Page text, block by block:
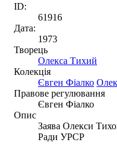
ID:
61916
Дата:
1973
Творець
Олекса Тихий
Колекція
Євген Фіалко
Правове регулювання
Євген Фіалко
Опис
Заява Олекси
Ради УРСР